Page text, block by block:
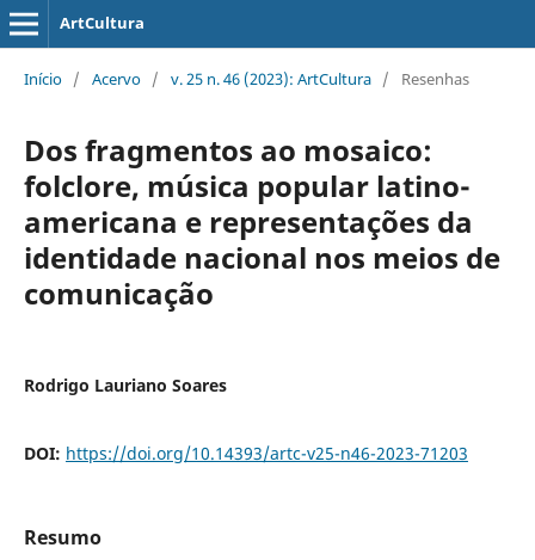
ArtCultura
Início / Acervo / v. 25 n. 46 (2023): ArtCultura / Resenhas
Dos fragmentos ao mosaico:
folclore, música popular latino-
americana e representações da
identidade nacional nos meios de
comunicação
Rodrigo Lauriano Soares
DOI: https://doi.org/10.14393/artc-v25-n46-2023-71203
Resumo